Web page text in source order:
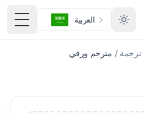
العربية
تبديل
ترجمة / مترجم ورقي